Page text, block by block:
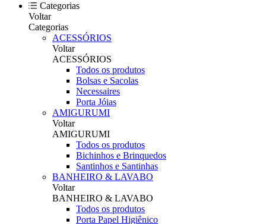
Categorias
Voltar
Categorias
ACESSÓRIOS
Voltar
ACESSÓRIOS
Todos os produtos
Bolsas e Sacolas
Necessaires
Porta Jóias
AMIGURUMI
Voltar
AMIGURUMI
Todos os produtos
Bichinhos e Brinquedos
Santinhos e Santinhas
BANHEIRO & LAVABO
Voltar
BANHEIRO & LAVABO
Todos os produtos
Porta Papel Higiênico